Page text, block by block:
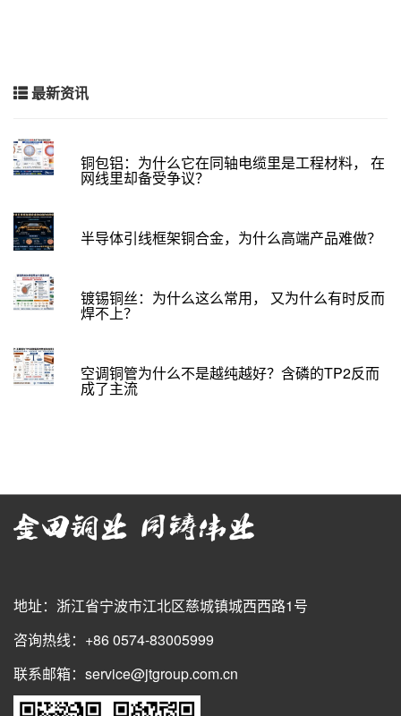
最新资讯
铜包铝：为什么它在同轴电缆里是工程材料， 在
网线里却备受争议？
半导体引线框架铜合金，为什么高端产品难做？
镀锡铜丝：为什么这么常用， 又为什么有时反而
焊不上？
空调铜管为什么不是越纯越好？含磷的TP2反而
成了主流
地址：浙江省宁波市江北区慈城镇城西西路1号
咨询热线：+86 0574-83005999
联系邮箱：service@jtgroup.com.cn